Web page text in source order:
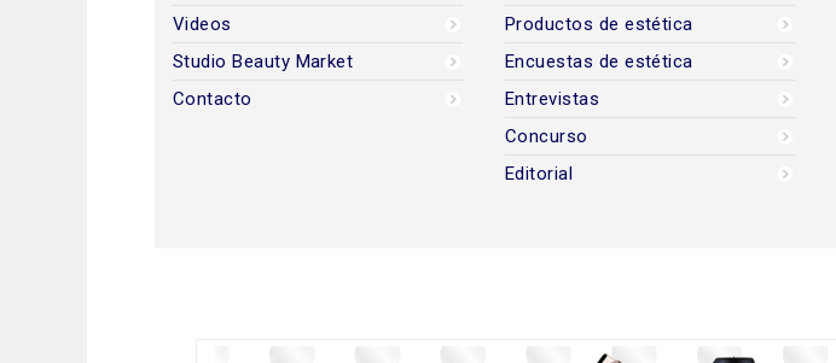
Videos
Studio Beauty Market
Contacto
Productos de estética
Encuestas de estética
Entrevistas
Concurso
Editorial